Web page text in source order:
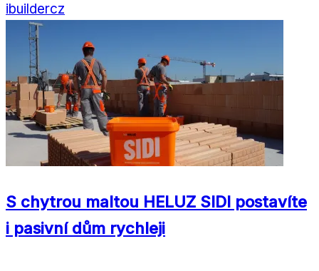
ibuildercz
S chytrou maltou HELUZ SIDI postavíte
i pasivní dům rychleji